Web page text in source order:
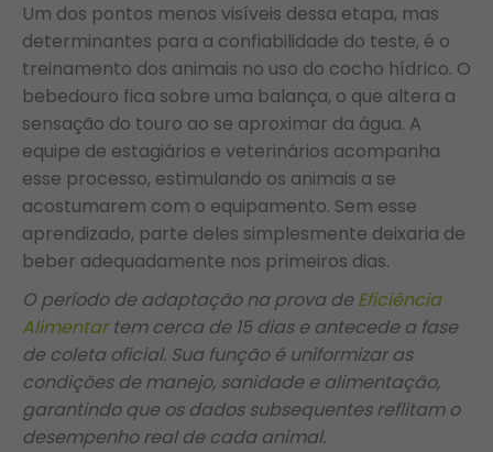
Um dos pontos menos visíveis dessa etapa, mas
determinantes para a confiabilidade do teste, é o
treinamento dos animais no uso do cocho hídrico. O
bebedouro fica sobre uma balança, o que altera a
sensação do touro ao se aproximar da água. A
equipe de estagiários e veterinários acompanha
esse processo, estimulando os animais a se
acostumarem com o equipamento. Sem esse
aprendizado, parte deles simplesmente deixaria de
beber adequadamente nos primeiros dias.
O período de adaptação na prova deEficiência
Alimentartem cerca de 15 dias e antecede a fase
de coleta oficial. Sua função é uniformizar as
condições de manejo, sanidade e alimentação,
garantindo que os dados subsequentes reflitam o
desempenho real de cada animal.